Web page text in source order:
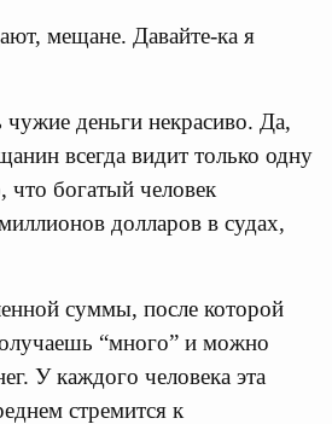
мещане. Давайте-ка я
деньги некрасиво. Да,
всегда видит только одну
что богатый человек
долларов в судах,
суммы, после которой
“много” и можно
У каждого человека эта
стремится к